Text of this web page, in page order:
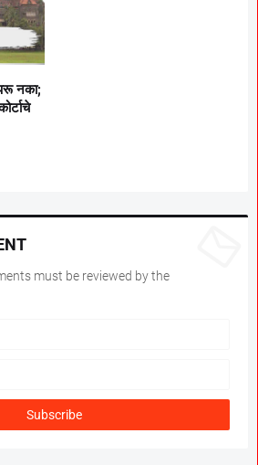
नका;
must be reviewed by the